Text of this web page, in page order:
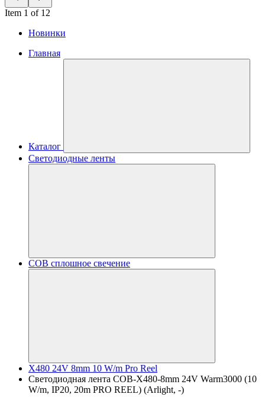
Item 1 of 12
Новинки
Главная
Каталог
Светодиодные ленты
COB сплошное свечение
X480 24V 8mm 10 W/m Pro Reel
Светодиодная лента COB-X480-8mm 24V Warm3000 (10
W/m, IP20, 20m PRO REEL) (Arlight, -)